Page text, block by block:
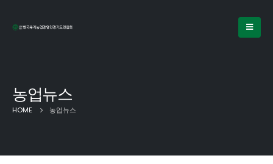
농업뉴스
HOME 농업뉴스